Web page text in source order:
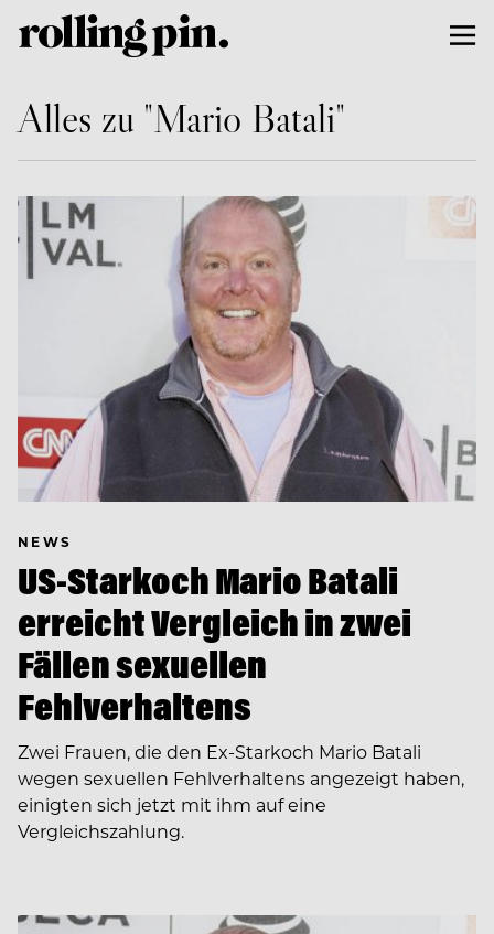
Alles zu "Mario Batali"
NEWS
US-Starkoch Mario Batali
erreicht Vergleich in zwei
Fällen sexuellen
Fehlverhaltens
Zwei Frauen, die den Ex-Starkoch Mario Batali
wegen sexuellen Fehlverhaltens angezeigt haben,
einigten sich jetzt mit ihm auf eine
Vergleichszahlung.